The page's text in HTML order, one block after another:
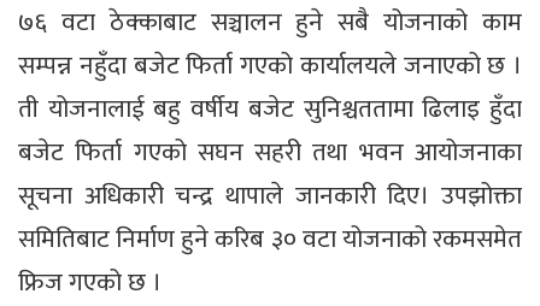
७६ वटा ठेक्काबाट सञ्चालन हुने सबै योजनाको काम
सम्पन्न नहुँदा बजेट फिर्ता गएको कार्यालयले जनाएको छ ।
ती योजनालाई बहु वर्षीय बजेट सुनिश्चततामा ढिलाइ हुँदा
बजेट फिर्ता गएको सघन सहरी तथा भवन आयोजनाका
सूचना अधिकारी चन्द्र थापाले जानकारी दिए। उपझोक्ता
समितिबाट निर्माण हुने करिब ३० वटा योजनाको रकमसमेत
फ्रिज गएको छ ।